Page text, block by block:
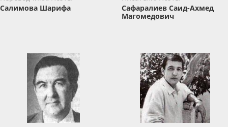
Салимова Шарифа
Сафаралиев Саид-Ахмед
Магомедович